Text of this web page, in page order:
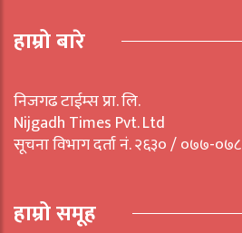
हाम्रो बारे
निजगढ टाईम्स प्रा. लि.
Nijgadh Times Pvt. Ltd
सूचना विभाग दर्ता नं. २६३० / ०७७-०७८
हाम्रो समूह